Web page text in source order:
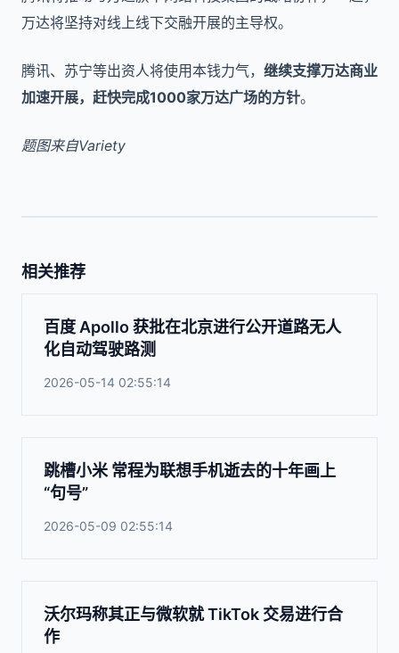
万达将坚持对线上线下交融开展的主导权。
腾讯、苏宁等出资人将使用本钱力气， 继续支撑万达商业
加速开展，赶快完成1000家万达广场的方针。
题图来自Variety
相关推荐
百度 Apollo 获批在北京进行公开道路无人
化自动驾驶路测
2026-05-14 02:55:14
跳槽小米 常程为联想手机逝去的十年画上
“句号”
2026-05-09 02:55:14
沃尔玛称其正与微软就 TikTok 交易进行合
作